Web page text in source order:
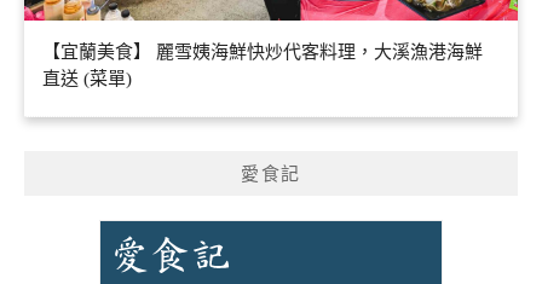
【宜蘭美食】 麗雪姨海鮮快炒代客料理，大溪漁港海鮮
直送 (菜單)
愛食記